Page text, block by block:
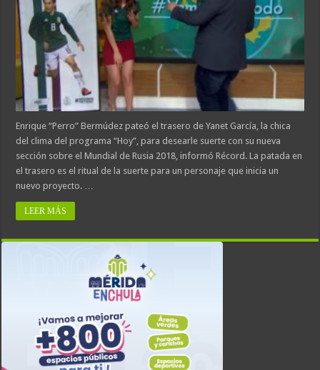
Enrique “Perro” Bermúdez pateó el trasero de Yanet García, la chica
del clima del programa “Hoy”, para desearle suerte con su nueva
sección sobre el Mundial de Rusia 2018, informó Récord. La patada en
el trasero es el ritual de la suerte para un personaje que inicia un
nuevo proyecto. …
LEER MÁS